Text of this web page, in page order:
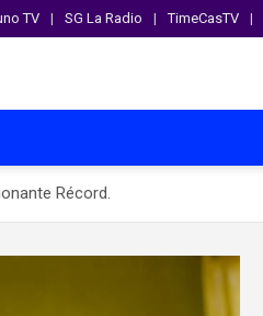
TV SG La Radio TimeCasTV
Récord.